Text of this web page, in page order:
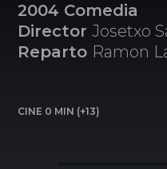
2004 Comedia
DirectorJosetxo
Reparto Ramon
CINE 0 MIN (+13)